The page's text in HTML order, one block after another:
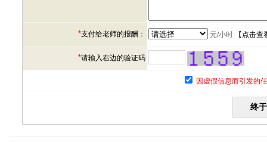
*支付给老师的报酬： 元/小时【 点击查
*请输入右边的验证码
因虚假信息而引发的